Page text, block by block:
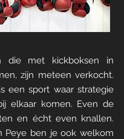
die met kickboksen in
zijn meteen verkocht.
een sport waar strategie
elkaar komen. Even de
en écht even knallen.
Peye ben je ook welkom